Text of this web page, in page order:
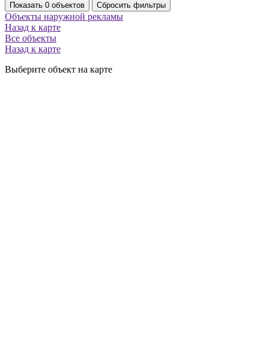
Показать 0 объектов Сбросить фильтры
Объекты наружной рекламы
Назад к карте
Все объекты
Назад к карте
Выберите объект на карте